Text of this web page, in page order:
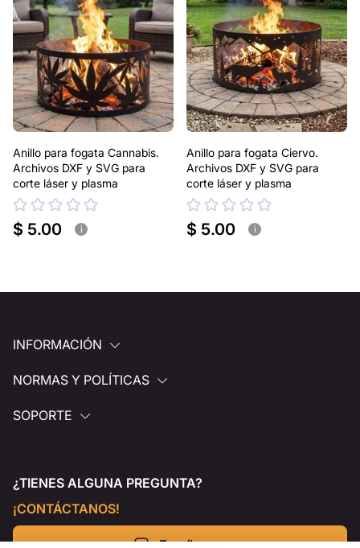
Anillo para fogata Cannabis.
Archivos DXF y SVG para
corte láser y plasma
$ 5.00 i
Anillo para fogata Ciervo.
Archivos DXF y SVG para
corte láser y plasma
$ 5.00 i
INFORMACIÓN
NORMAS Y POLÍTICAS
SOPORTE
¿TIENES ALGUNA PREGUNTA?
¡CONTÁCTANOS!
Escríbenos